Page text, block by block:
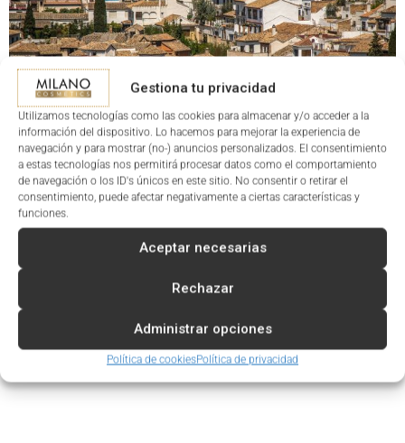
Gestiona tu privacidad
Utilizamos tecnologías como las cookies para almacenar y/o acceder a la
información del dispositivo. Lo hacemos para mejorar la experiencia de
navegación y para mostrar (no-) anuncios personalizados. El consentimiento
a estas tecnologías nos permitirá procesar datos como el comportamiento
de navegación o los ID's únicos en este sitio. No consentir o retirar el
consentimiento, puede afectar negativamente a ciertas características y
funciones.
Aceptar necesarias
Rechazar
Administrar opciones
Política de cookiesPolítica de privacidad
VISITA NUESTRATIENDA ONLINEY DESCUBRE TODAS LAS
OPCIONES DISPONIBLES PARA TU CENTRO DE BELLEZA.
ENCUENTRA PRODUCTOS DE CALIDAD PARA MEJORAR LOS
SERVICIOS DE TU SALÓN.
HAZ QUE TU
SE DISTINGA
CON MILANO COSMETICS. CONTÁCTANOS Y TRANSFORMA
LA EXPERIENCIA DE TUS CLIENTES CON PRODUCTOS
CAPILARES DE PRIMERA LÍNEA.